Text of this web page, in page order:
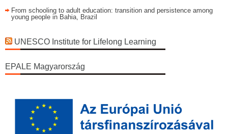
From schooling to adult education: transition and persistence among
young people in Bahia, Brazil
UNESCO Institute for Lifelong Learning
EPALE Magyarország